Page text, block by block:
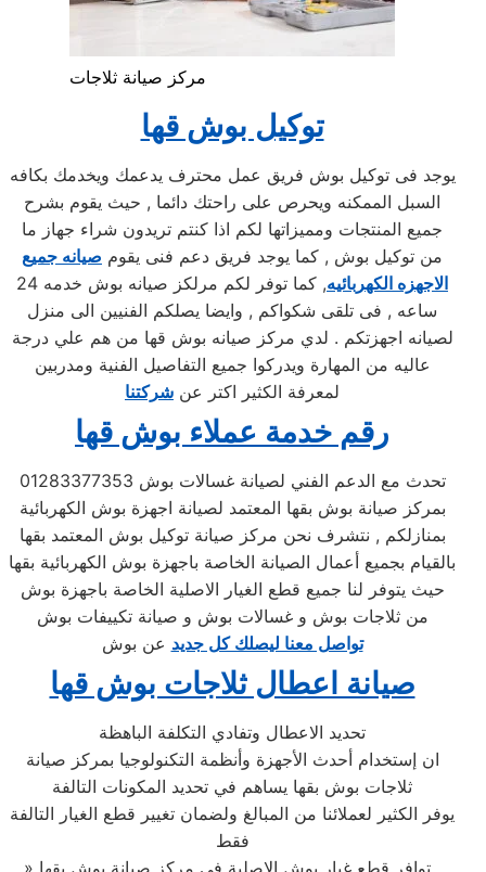
مركز صيانة ثلاجات
توكيل بوش قها
يوجد فى توكيل بوش فريق عمل محترف يدعمك ويخدمك بكافه
السبل الممكنه ويحرص على راحتك دائما , حيث يقوم بشرح
جميع المنتجات ومميزاتها لكم اذا كنتم تريدون شراء جهاز ما
من توكيل بوش , كما يوجد فريق دعم فنى يقوم صيانه جميع
الاجهزه الكهربائيه
, كما توفر لكم مرلكز صيانه بوش خدمه 24
ساعه , فى تلقى شكواكم , وايضا يصلكم الفنيين الى منزل
لصيانه اجهزتكم . لدي مركز صيانه بوش قها من هم علي درجة
عاليه من المهارة ويدركوا جميع التفاصيل الفنية ومدربين
لمعرفة الكثير اكتر عن شركتنا
رقم خدمة عملاء بوش قها
تحدث مع الدعم الفني لصيانة غسالات بوش 01283377353
بمركز صيانة بوش بقها المعتمد لصيانة اجهزة بوش الكهربائية
بمنازلكم , نتشرف نحن مركز صيانة توكيل بوش المعتمد بقها
بالقيام بجميع أعمال الصيانة الخاصة باجهزة بوش الكهربائية بقها
حيث يتوفر لنا جميع قطع الغيار الاصلية الخاصة باجهزة بوش
من ثلاجات بوش و غسالات بوش و صيانة تكييفات بوش
تواصل معنا ليصلك كل جديد عن بوش
صيانة اعطال ثلاجات بوش قها
تحديد الاعطال وتفادي التكلفة الباهظة
ان إستخدام أحدث الأجهزة وأنظمة التكنولوجيا بمركز صيانة
ثلاجات بوش بقها يساهم في تحديد المكونات التالفة
يوفر الكثير لعملائنا من المبالغ ولضمان تغيير قطع الغيار التالفة
فقط